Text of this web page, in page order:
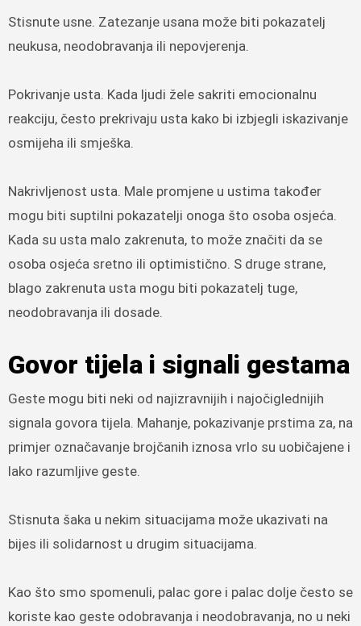
Stisnute usne. Zatezanje usana može biti pokazatelj
neukusa, neodobravanja ili nepovjerenja.
Pokrivanje usta. Kada ljudi žele sakriti emocionalnu
reakciju, često prekrivaju usta kako bi izbjegli iskazivanje
osmijeha ili smješka.
Nakrivljenost usta. Male promjene u ustima također
mogu biti suptilni pokazatelji onoga što osoba osjeća.
Kada su usta malo zakrenuta, to može značiti da se
osoba osjeća sretno ili optimistično. S druge strane,
blago zakrenuta usta mogu biti pokazatelj tuge,
neodobravanja ili dosade.
Govor tijela i signali gestama
Geste mogu biti neki od najizravnijih i najočiglednijih
signala govora tijela. Mahanje, pokazivanje prstima za, na
primjer označavanje brojčanih iznosa vrlo su uobičajene i
lako razumljive geste.
Stisnuta šaka u nekim situacijama može ukazivati ​​na
bijes ili solidarnost u drugim situacijama.
Kao što smo spomenuli, palac gore i palac dolje često se
koriste kao geste odobravanja i neodobravanja, no u neki